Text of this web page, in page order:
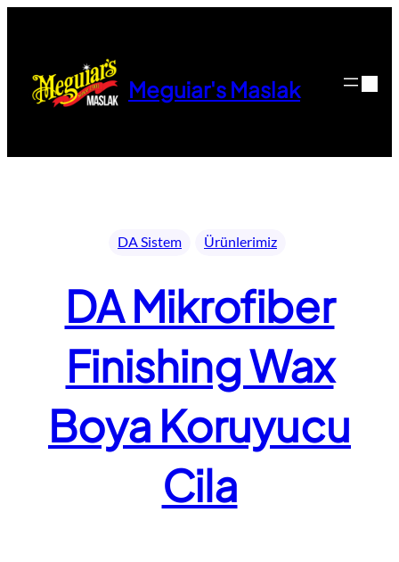
Meguiar's Maslak
DA Sistem Ürünlerimiz
DA Mikrofiber
Finishing Wax
Boya Koruyucu
Cila